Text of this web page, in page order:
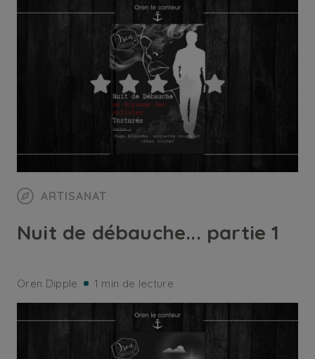
ARTISANAT
Nuit de débauche... partie 1
Oren Dipple 1 min de lecture